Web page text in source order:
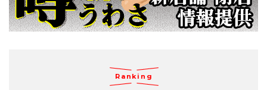
Ranking